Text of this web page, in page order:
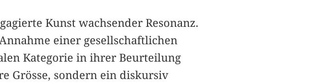
Kunst wachsender Resonanz.
einer gesellschaftlichen
Kategorie in ihrer Beurtei­lung
Grösse, sondern ein diskursiv